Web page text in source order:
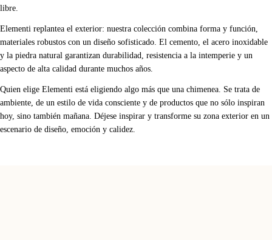
libre.
Elementi replantea el exterior: nuestra colección combina forma y función,
materiales robustos con un diseño sofisticado. El cemento, el acero inoxidable
y la piedra natural garantizan durabilidad, resistencia a la intemperie y un
aspecto de alta calidad durante muchos años.
Quien elige Elementi está eligiendo algo más que una chimenea. Se trata de
ambiente, de un estilo de vida consciente y de productos que no sólo inspiran
hoy, sino también mañana. Déjese inspirar y transforme su zona exterior en un
escenario de diseño, emoción y calidez.